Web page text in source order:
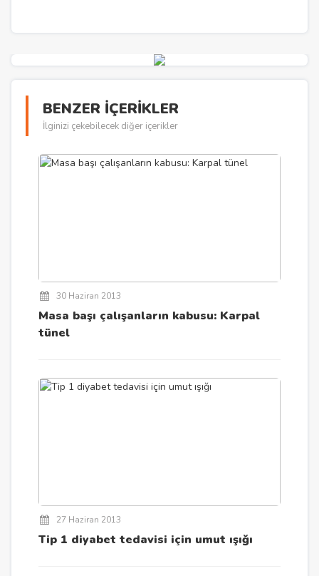
BENZER İÇERİKLER
İlginizi çekebilecek diğer içerikler
30 Haziran 2013
Masa başı çalışanların kabusu: Karpal
tünel
27 Haziran 2013
Tip 1 diyabet tedavisi için umut ışığı